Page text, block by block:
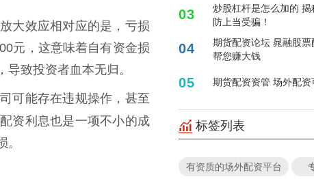
大效应相对应的是，亏损
元，这意味着自有资金损
致投资者血本无归。
可能存在违规操作，甚至
资利息也是一项不小的成
03
炒股杠杆是怎么加的
防上当受骗！
04
期货配资论坛 晁融股
帮您赚大钱
05 期货配资资管 场外配资
标签列表
有资质的场外配资平台